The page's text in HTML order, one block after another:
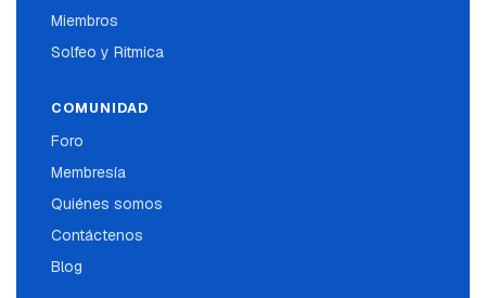
Miembros
Solfeo y Ritmica
COMUNIDAD
Foro
Membresía
Quiénes somos
Contáctenos
Blog